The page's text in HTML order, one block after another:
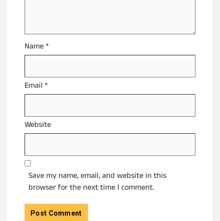
Name*
Email *
Website
Save my name, email, and website in this
browser for the next time I comment.